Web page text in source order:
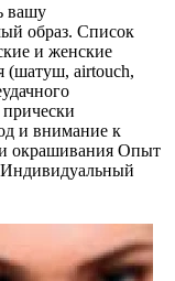
вашу
образ. Список
и женские
(шатуш, airtouch,
и внимание к
окрашивания Опыт
Индивидуальный